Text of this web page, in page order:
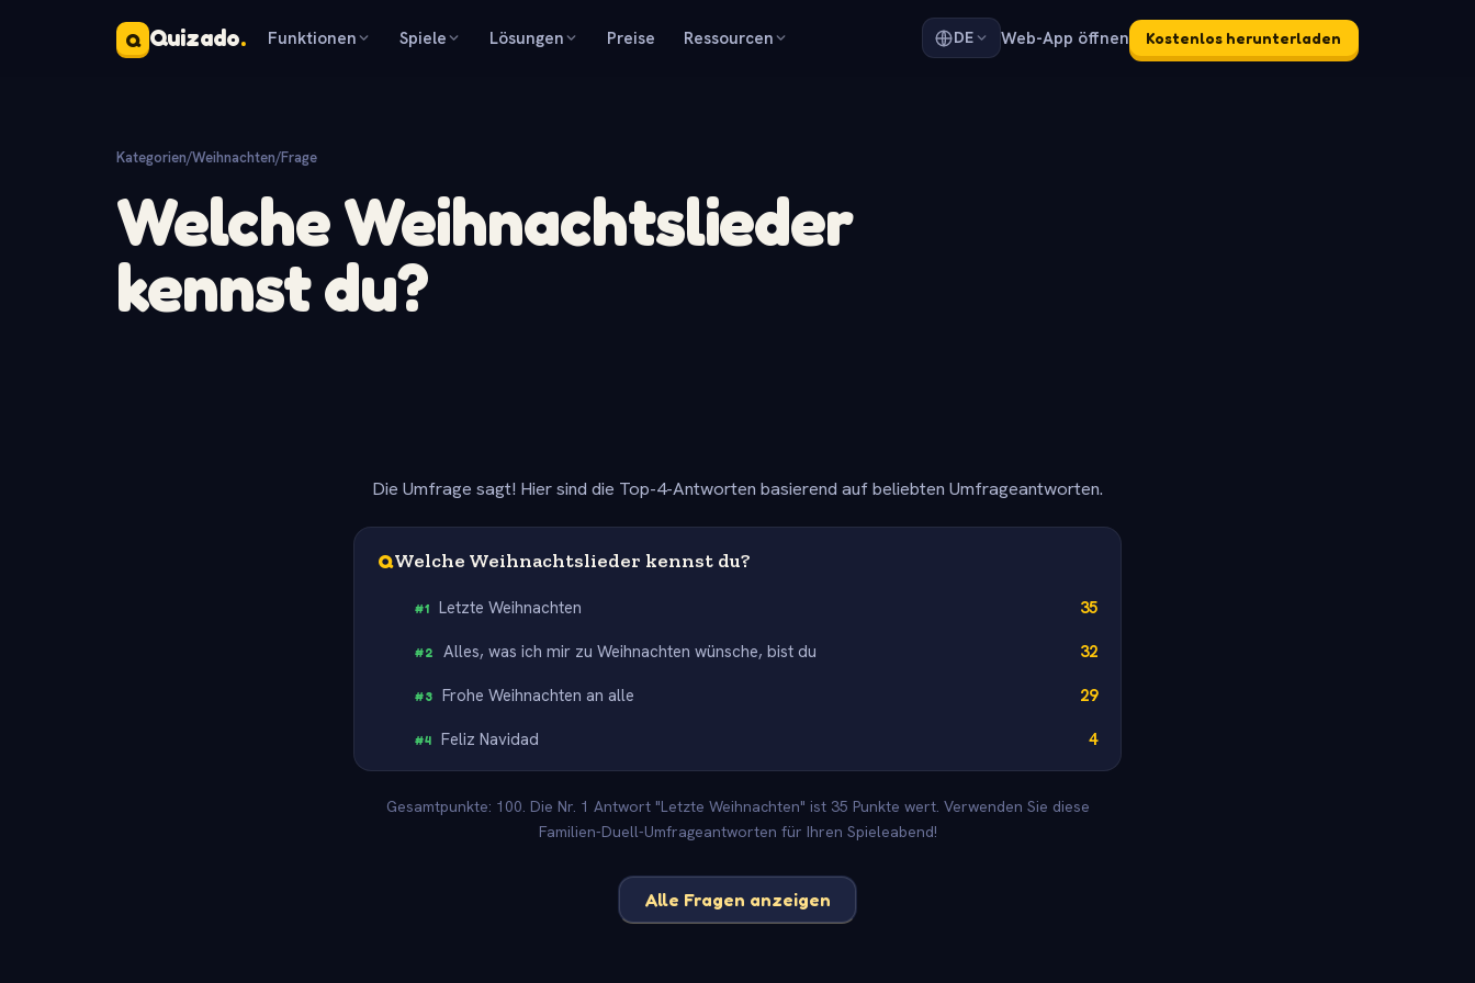
Q Quizado. Funktionen Spiele Lösungen Preise Ressourcen DE Web-App öffnen Kostenlos herunterladen
Kategorien/Weihnachten/Frage
Welche Weihnachtslieder
kennst du?
Die Umfrage sagt! Hier sind die Top-4-Antworten basierend auf beliebten Umfrageantworten.
QWelche Weihnachtslieder kennst du?
#1 Letzte Weihnachten 35
#2 Alles, was ich mir zu Weihnachten wünsche, bist du 32
#3 Frohe Weihnachten an alle 29
#4 Feliz Navidad 4
Gesamtpunkte: 100. Die Nr. 1 Antwort "Letzte Weihnachten" ist 35 Punkte wert. Verwenden Sie diese
Familien-Duell-Umfrageantworten für Ihren Spieleabend!
Alle Fragen anzeigen